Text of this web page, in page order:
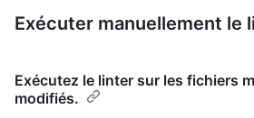
Exécuter manuellement le
Exécutez le linter sur les fichiers
modifiés.